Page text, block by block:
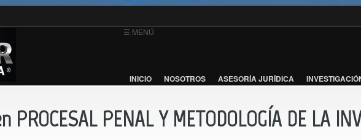
☰ MENÚ
INICIO NOSOTROS ASESORÍA JURÍDICA
PROCESAL PENAL Y METODOLOGÍA DE LA